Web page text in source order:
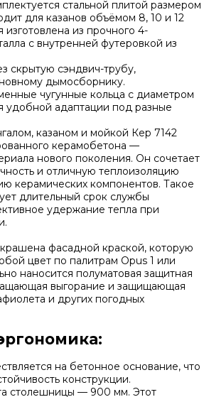
стальной плитой размером
для казанов объёмом 8, 10 и 12
изготовлена из прочного 4-
с внутренней футеровкой из
скрытую сэндвич-трубу,
дымосборнику.
чугунные кольца с диаметром
удобной адаптации под разные
казаном и мойкой Кер 7142
керамобетона —
нового поколения. Он сочетает
и отличную теплоизоляцию
керамических компонентов. Такое
длительный срок службы
удержание тепла при
фасадной краской, которую
цвет по палитрам Opus 1 или
наносится полуматовая защитная
выгорание и защищающая
и других погодных
на бетонное основание, что
конструкции.
столешницы — 900 мм. Этот